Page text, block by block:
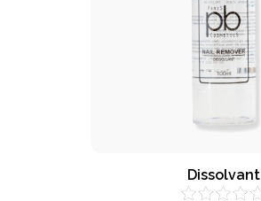
Dissolvant